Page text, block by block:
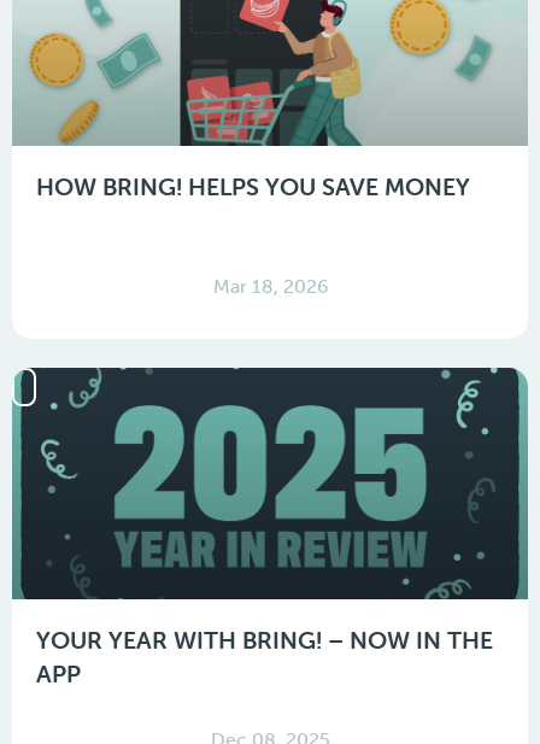
HOW BRING! HELPS YOU SAVE MONEY
Mar 18, 2026
YOUR YEAR WITH BRING! – NOW IN THE
APP